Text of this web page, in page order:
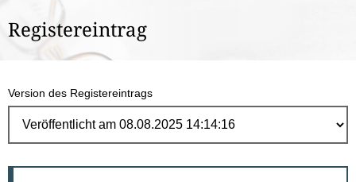
hier:
Registereintrag
Version des Registereintrags